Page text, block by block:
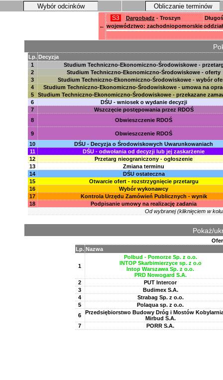
Wybór odcinków Obliczanie terminów
←
S3 Dargobądz - Troszyn
województwo: zachodniopomorskie
Lp. Decyzja
1
Studium Techniczno-Ekonomiczno-Środowiskowe -
2
Studium Techniczno-Ekonomiczno-Środowiskowe - oferty
3
Studium Techniczno-Ekonomiczno-Środowiskowe - wybór
4
Studium Techniczno-Ekonomiczno-Środowiskowe - umowa na
5
Studium Techniczno-Ekonomiczno-Środowiskowe - przekazane
6
DŚU - wniosek o wydanie decyzji
7
Wszczęcie postępowania przez RDOŚ
8
Obwieszczenie RDOŚ
9
Obwieszczenie RDOŚ
10
DŚU - Decyzja o Środowiskowych Uwarunkowaniach
11
DŚU - odwołania od decyzji lub jej zaskarżenie
12
Przetarg nieograniczony - ogłoszenie
13
Zmiana terminu
14
DŚU ostateczna
15
Otwarcie ofert - rozstrzygnięcie przetargu
16
Wybór wykonawcy
17
Kontrola Urzędu Zamówień Publicznych - wynik
18
Podpisanie umowy na realizację zadania
Od wybranej (kliknięciem w
Pokaż/
Lp. Nazwa
1
Polbud - Pomorze Sp. z o.o.
INTOP Skarbimierzyce sp. z o.o
Intop Warszawa Sp. z o.o.
PRD Nowogard S.A.
2
PUT Intercor
3
Budimex S.A.
4
Strabag Sp. z o.o.
5
Polaqua sp. z o.o.
6
Przedsiębiorstwo Budowy Dróg i Mostów
Mirbud S.A.
7
PORR S.A.